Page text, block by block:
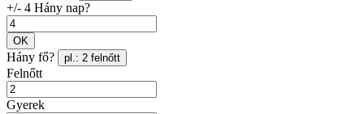
+/- 4 Hány nap?
OK
Hány fő? pl.: 2 felnőtt
Felnőtt
Gyerek